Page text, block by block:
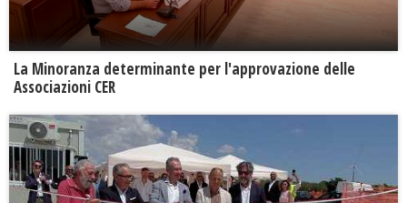
La Minoranza determinante per l'approvazione delle
Associazioni CER